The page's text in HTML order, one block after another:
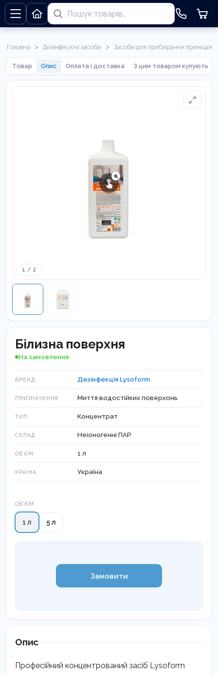
Головна > Дезінфікуючі засоби > Засоби для прибирання приміщень
Товар Опис Оплата і доставка З цим товаром купують
1 / 2
Білизна поверхня
На замовлення
БРЕНД Дезінфекція Lysoform
ПРИЗНАЧЕННЯ Миття водостійких поверхонь
ТИП Концентрат
СКЛАД Неіоногенні ПАР
ОБʼЄМ 1 л
КРАЇНА Україна
ОБ'ЄМ
1 л 5 л
Замовити
Опис
Професійний концентрований засіб Lysoform